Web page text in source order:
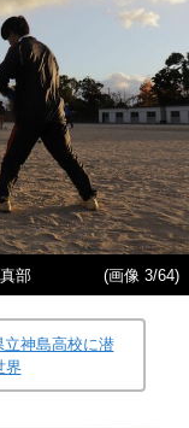
部 (画像 3/64)
立神島高校に潜
界